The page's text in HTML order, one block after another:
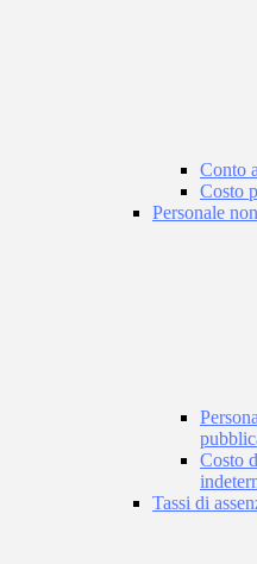
Conto
Costo
Personale
Costo
Tassi di